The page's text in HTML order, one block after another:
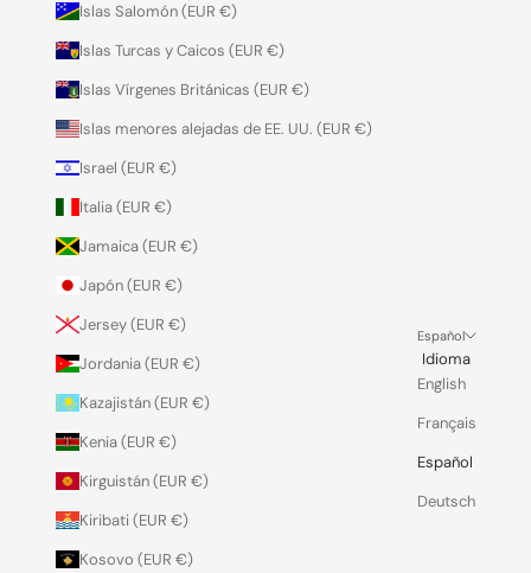
Islas Salomón (EUR €)
Islas Turcas y Caicos (EUR €)
Islas Vírgenes Británicas (EUR €)
Islas menores alejadas de EE. UU. (EUR €)
Israel (EUR €)
Italia (EUR €)
Jamaica (EUR €)
Japón (EUR €)
Jersey (EUR €)
Jordania (EUR €)
Kazajistán (EUR €)
Kenia (EUR €)
Kirguistán (EUR €)
Kiribati (EUR €)
Kosovo (EUR €)
Español
Idioma
English
Français
Español
Deutsch